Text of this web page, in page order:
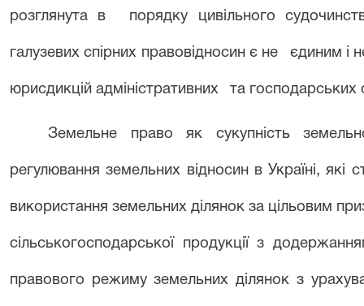
розглянута в порядку цивільного
галузевих спірних правовідносин є не єдиним і
юрисдикцій адміністративних та господарських
Земельне право як сукупність
регулювання земельних відносин в Україні, які
використання земельних ділянок за цільовим
сільськогосподарської продукції з
правового режиму земельних ділянок з